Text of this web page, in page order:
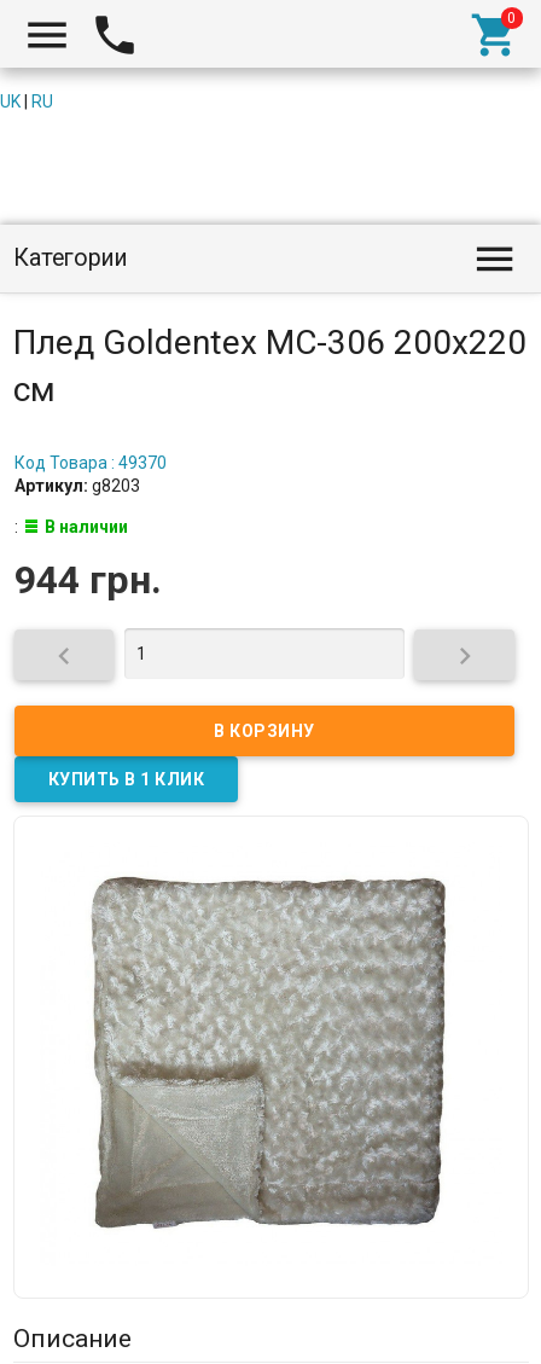
  
UK RU
Категории 
Плед Goldentex MC-306 200x220
см
Код Товара : 49370
Артикул: g8203
: В наличии
944 грн.
 
Описание